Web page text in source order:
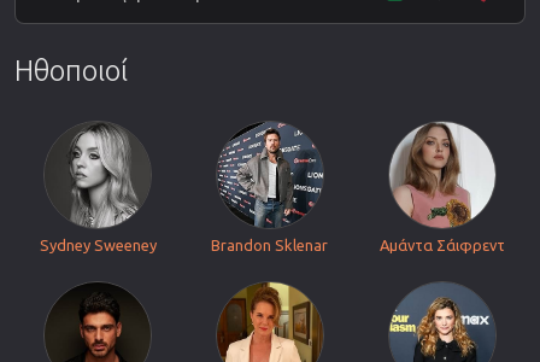
Ηθοποιοί
Sydney Sweeney Brandon Sklenar Αμάντα Σάιφρεντ